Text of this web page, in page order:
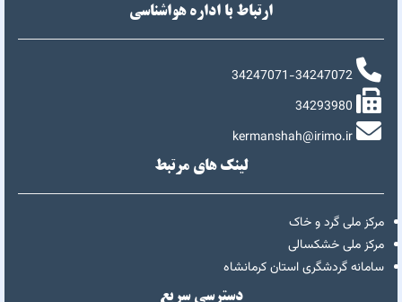
ارتباط با اداره هواشناسی
34247071-34247072
34293980
kermanshah@irimo.ir
لینک های مرتبط
مرکز ملی گرد و خاک
مرکز ملی خشکسالی
سامانه گردشگری استان کرمانشاه
دسترسی سریع